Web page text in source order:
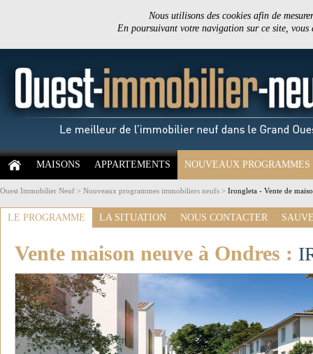
Nous utilisons des cookies afin de
En poursuivant votre navigation sur ce site,
MAISONS APPARTEMENTS NOUVEAUX PROGRAMMES
Ouest Immobilier Neuf > Nouveaux programmes immobiliers neufs > Irongleta - Vente de
LE PROGRAMME LA SITUATION NOUS CONTACTER
Vente maison neuve à Ondres :